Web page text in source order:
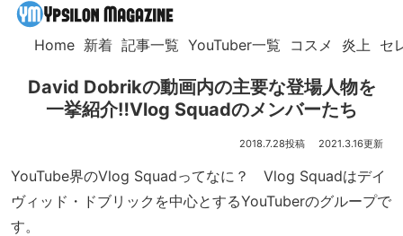
Home 新着 記事一覧 YouTuber一覧 コスメ 炎上 セ
David Dobrikの動画内の主要な登場人物を
一挙紹介‼Vlog Squadのメンバーたち
2018.7.28 2021.3.16
YouTube界のVlog Squadってなに？ Vlog Squadはデイ
ヴィッド・ドブリックを中心とするYouTuberのグループで
す。